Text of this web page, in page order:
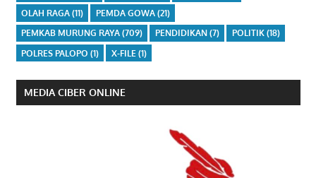
OLAH RAGA(11) PEMDA GOWA(21)
PEMKAB MURUNG RAYA(709) PENDIDIKAN(7) POLITIK(18)
POLRES PALOPO (1) X-FILE (1)
MEDIA CIBER ONLINE